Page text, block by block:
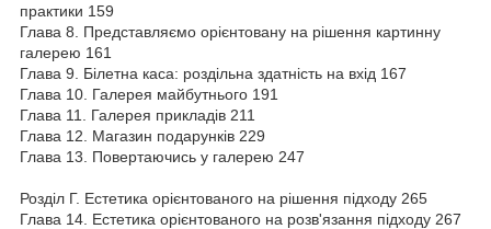
практики 159
Глава 8. Представляємо орієнтовану на рішення картинну
галерею 161
Глава 9. Білетна каса: роздільна здатність на вхід 167
Глава 10. Галерея майбутнього 191
Глава 11. Галерея прикладів 211
Глава 12. Магазин подарунків 229
Глава 13. Повертаючись у галерею 247
Розділ Г. Естетика орієнтованого на рішення підходу 265
Глава 14. Естетика орієнтованого на розв'язання підходу 267